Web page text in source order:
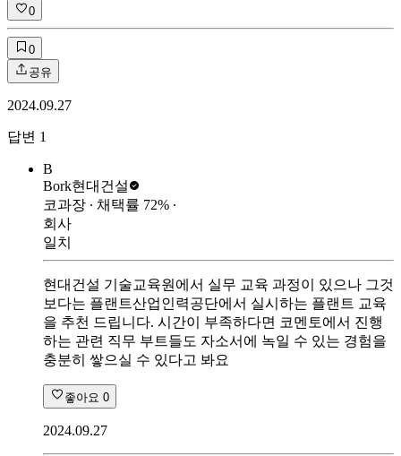
0
0
공유
2024.09.27
답변 1
B
Bork현대건설
코과장 ∙ 채택률 72% ∙
회사
일치
현대건설 기술교육원에서 실무 교육 과정이 있으나 그것
보다는 플랜트산업인력공단에서 실시하는 플랜트 교육
을 추천 드립니다. 시간이 부족하다면 코멘토에서 진행
하는 관련 직무 부트들도 자소서에 녹일 수 있는 경험을
충분히 쌓으실 수 있다고 봐요
좋아요 0
2024.09.27